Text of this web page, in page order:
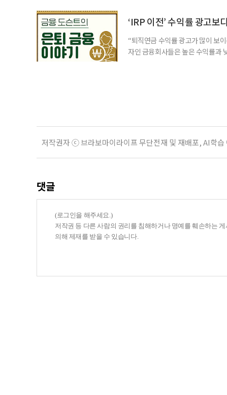
2._______________
‘IRP 이전’ 수익률 광고보
“퇴직연금 수익률 광고가 많이 보
자인 금융회사들은 높은 수익률과
저작권자 ⓒ 브라보마이라이프 무단전재 및 재배포, AI학습
댓글